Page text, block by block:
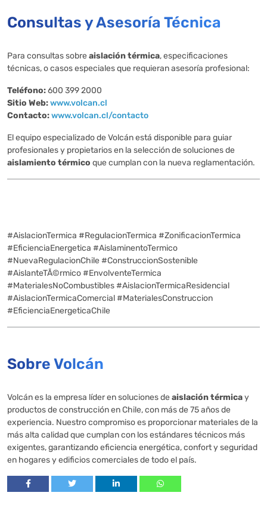
Consultas y Asesoría Técnica
Para consultas sobreaislación térmica, especificaciones
técnicas, o casos especiales que requieran asesoría profesional:
Teléfono:600 399 2000
Sitio Web:www.volcan.cl
Contacto:www.volcan.cl/contacto
El equipo especializado de Volcán está disponible para guiar
profesionales y propietarios en la selección de soluciones de
aislamiento térmico que cumplan con la nueva reglamentación.
#AislacionTermica #RegulacionTermica #ZonificacionTermica
#EficienciaEnergetica #AislaminentoTermico
#NuevaRegulacionChile #ConstruccionSostenible
#AislanteTÃ©rmico #EnvolventeTermica
#MaterialesNoCombustibles #AislacionTermicaResidencial
#AislacionTermicaComercial #MaterialesConstruccion
#EficienciaEnergeticaChile
Sobre Volcán
Volcán es la empresa líder en soluciones deaislación térmicay
productos de construcción en Chile, con más de 75 años de
experiencia. Nuestro compromiso es proporcionar materiales de la
más alta calidad que cumplan con los estándares técnicos más
exigentes, garantizando eficiencia energética, confort y seguridad
en hogares y edificios comerciales de todo el país.